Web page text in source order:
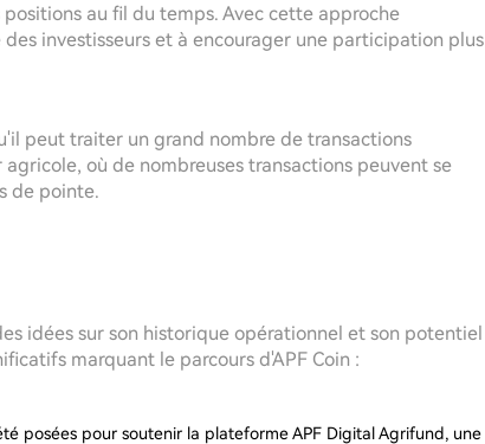
au fil du temps. Avec cette approche
investisseurs et à encourager une participation plus
peut traiter un grand nombre de transactions
où de nombreuses transactions peuvent se
de pointe.
idées sur son historique opérationnel et son potentiel
marquant le parcours d'APF Coin :
posées pour soutenir la plateforme APF Digital Agrifund, une